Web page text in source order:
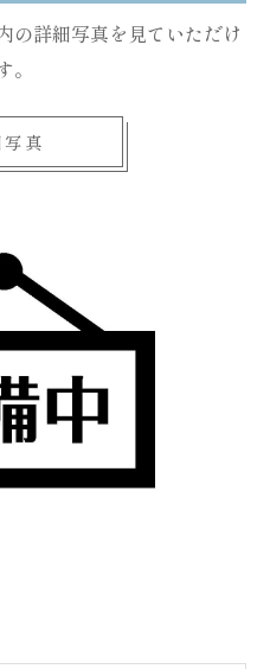
の詳細写真を見ていただけ
。
真